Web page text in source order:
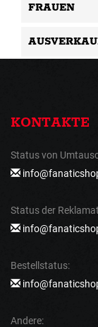
FRAUEN
KONTAKTE
Status von
Status der
Bestellstatus:
Andere: